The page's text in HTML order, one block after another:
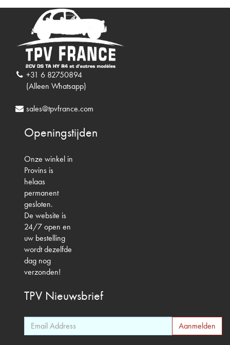
+31 6 82750894
(Alleen Whatsapp)
sales@tpvfrance.com
Openingstijden
Onze winkel in
Provins is
helaas
permanent
gesloten.
De website is
24/7 open en
uw bestelling
wordt dezelfde
dag nog
verzonden!
TPV Nieuwsbrief